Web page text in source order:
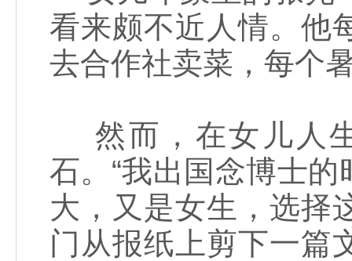
看来颇不近人情。他
去合作社卖菜，每个
然而，在女儿人
石。“我出国念博士
大，又是女生，选择
门从报纸上剪下一篇